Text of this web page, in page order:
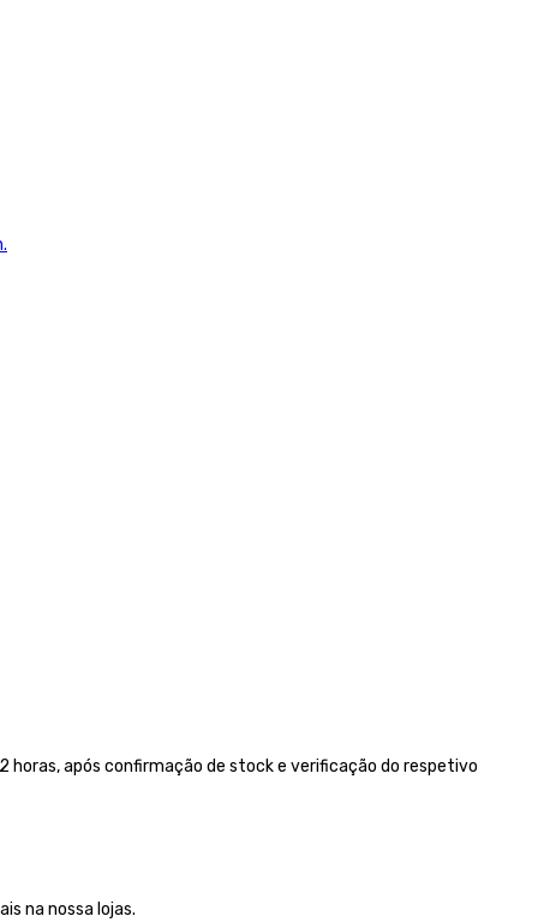
horas, após confirmação de stock e verificação do respetivo
na nossa lojas.